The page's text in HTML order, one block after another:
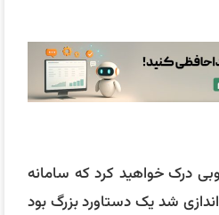
درک خواهید کرد که سامانه
در سال ۱۳۹۶ راه اندازی شد یک دستاورد بزرگ بود